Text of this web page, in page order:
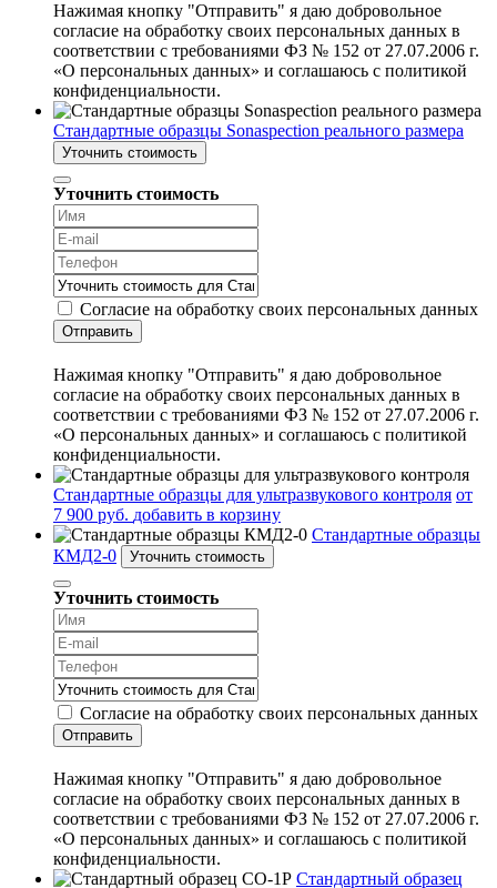
Нажимая кнопку "Отправить" я даю добровольное
согласие на обработку своих персональных данных в
соответствии с требованиями ФЗ № 152 от 27.07.2006 г.
«О персональных данных» и соглашаюсь с политикой
конфиденциальности.
Стандартные образцы Sonaspection реального размера
Уточнить стоимость
Уточнить стоимость
Согласие на обработку своих персональных данных
Отправить
Нажимая кнопку "Отправить" я даю добровольное
согласие на обработку своих персональных данных в
соответствии с требованиями ФЗ № 152 от 27.07.2006 г.
«О персональных данных» и соглашаюсь с политикой
конфиденциальности.
Стандартные образцы для ультразвукового контроля от
7 900 руб. добавить в корзину
Стандартные образцы
КМД2-0
Уточнить стоимость
Уточнить стоимость
Согласие на обработку своих персональных данных
Отправить
Нажимая кнопку "Отправить" я даю добровольное
согласие на обработку своих персональных данных в
соответствии с требованиями ФЗ № 152 от 27.07.2006 г.
«О персональных данных» и соглашаюсь с политикой
конфиденциальности.
Стандартный образец